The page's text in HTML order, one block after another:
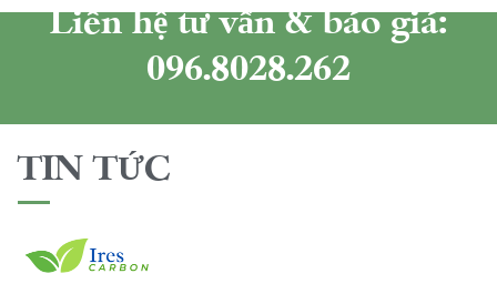
Liên hệ tư vấn & báo giá:
096.8028.262
TIN TỨC